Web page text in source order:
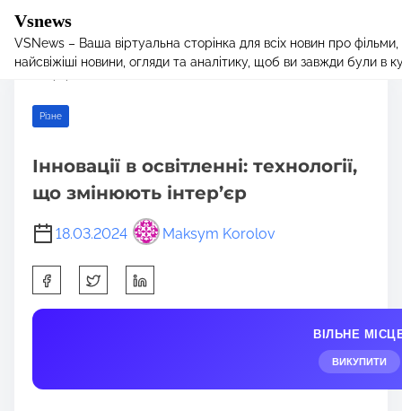
Vsnews
VSNews – Ваша віртуальна сторінка для всіх новин про
найсвіжіші новини, огляди та аналітику, щоб ви завжди були в
Home/Різне/ Інновації в освітленні: технології, що змінюють
Різне
Інновації в освітленні: технології,
що змінюють інтер’єр
18.03.2024 Maksym Korolov
h
a
t
ВІЛЬНЕ
ВИКУПИТИ